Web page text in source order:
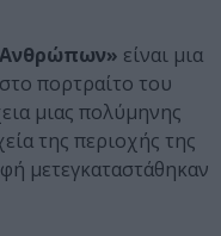
είναι μια
πορτραίτο του
μιας πολύμηνης
της περιοχής της
μετεγκαταστάθηκαν